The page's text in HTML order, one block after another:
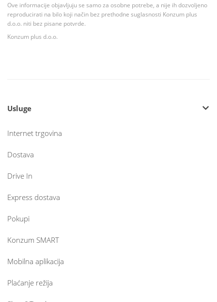
Ove informacije objavljuju se samo za osobne potrebe, a nije ih dozvoljeno
reproducirati na bilo koji način bez prethodne suglasnosti Konzum plus
d.o.o. niti bez pisane potvrde.
Konzum plus d.o.o.
Usluge
Internet trgovina
Dostava
Drive In
Express dostava
Pokupi
Konzum SMART
Mobilna aplikacija
Plaćanje režija